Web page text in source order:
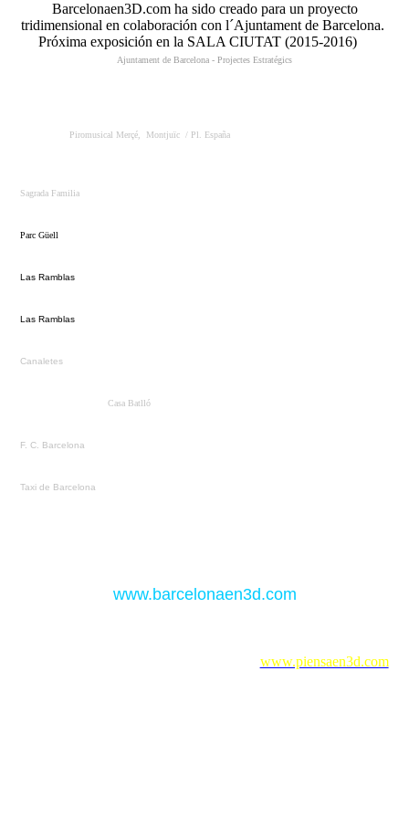
Barcelonaen3D.com ha sido creado para un proyecto
tridimensional en colaboración con l´Ajuntament de Barcelona.
Próxima exposición en la SALA CIUTAT (2015-2016)
Ajuntament de Barcelona - Projectes Estratégics
Piromusical Merçé, Montjuïc / Pl. España
Sagrada Familia
Parc Güell
Las Ramblas
Las Ramblas
Canaletes
Casa Batlló
F. C. Barcelona
Taxi de Barcelona
www.barcelonaen3d.com
www.piensaen3d.com